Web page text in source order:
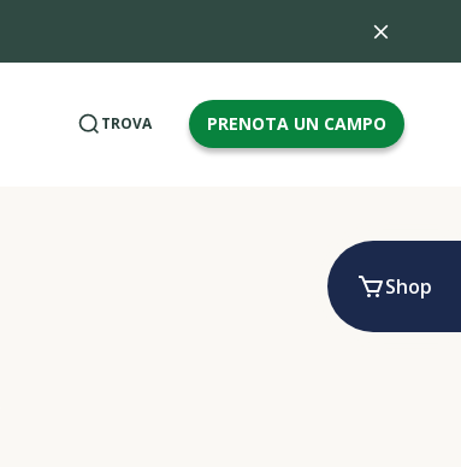
Shop
TROVA PRENOTA UN CAMPO